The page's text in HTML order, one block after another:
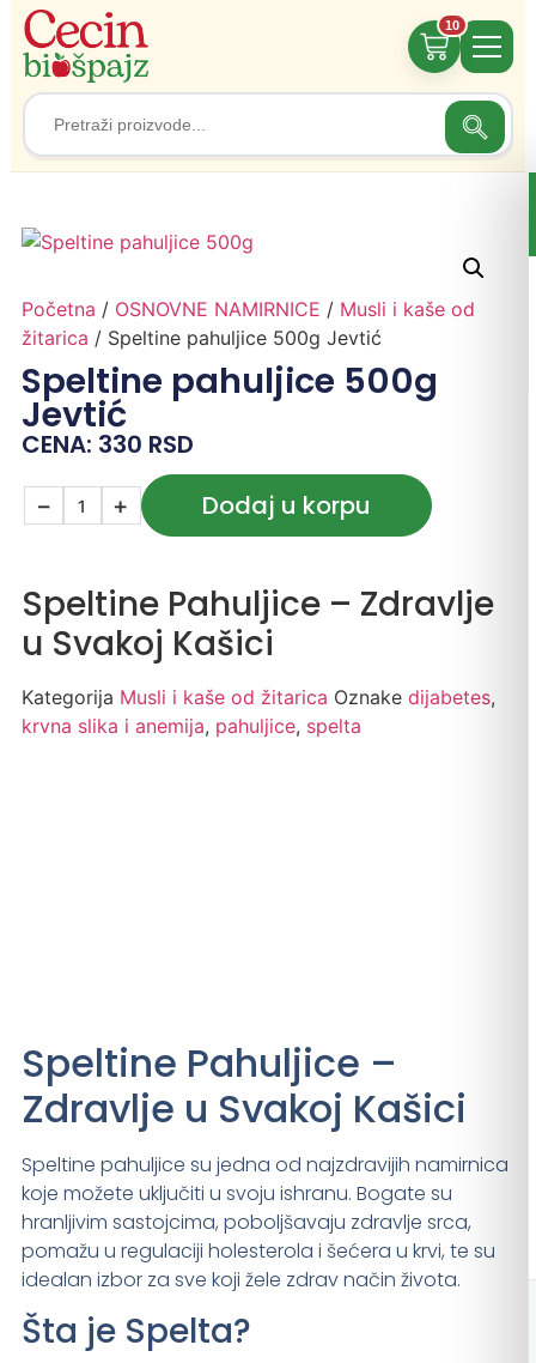
Search
for:
10
Početna / OSNOVNE NAMIRNICE / Musli i kaše od
žitarica / Speltine pahuljice 500g Jevtić
Speltine pahuljice 500g
Jevtić
CENA: 330 RSD
− + Dodaj u korpu
Speltine Pahuljice – Zdravlje
u Svakoj Kašici
Kategorija Musli i kaše od žitarica Oznake dijabetes,
krvna slika i anemija, pahuljice, spelta
Speltine Pahuljice –
Zdravlje u Svakoj Kašici
Speltine pahuljice su jedna od najzdravijih namirnica
koje možete uključiti u svoju ishranu. Bogate su
hranljivim sastojcima, poboljšavaju zdravlje srca,
pomažu u regulaciji holesterola i šećera u krvi, te su
idealan izbor za sve koji žele zdrav način života.
Šta je Spelta?